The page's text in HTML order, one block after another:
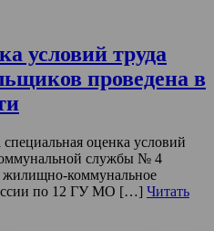
условий труда
проведена в
оценка условий
службы № 4
коммунальное
по 12 ГУ МО […] Читать